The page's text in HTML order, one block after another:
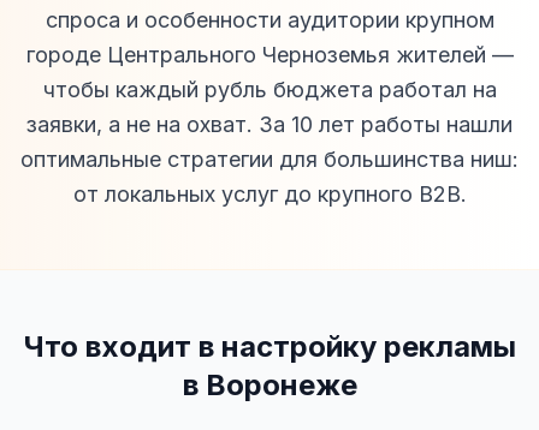
спроса и особенности аудитории крупном
городе Центрального Черноземья жителей —
чтобы каждый рубль бюджета работал на
заявки, а не на охват. За 10 лет работы нашли
оптимальные стратегии для большинства ниш:
от локальных услуг до крупного B2B.
Что входит в настройку рекламы
в Воронеже